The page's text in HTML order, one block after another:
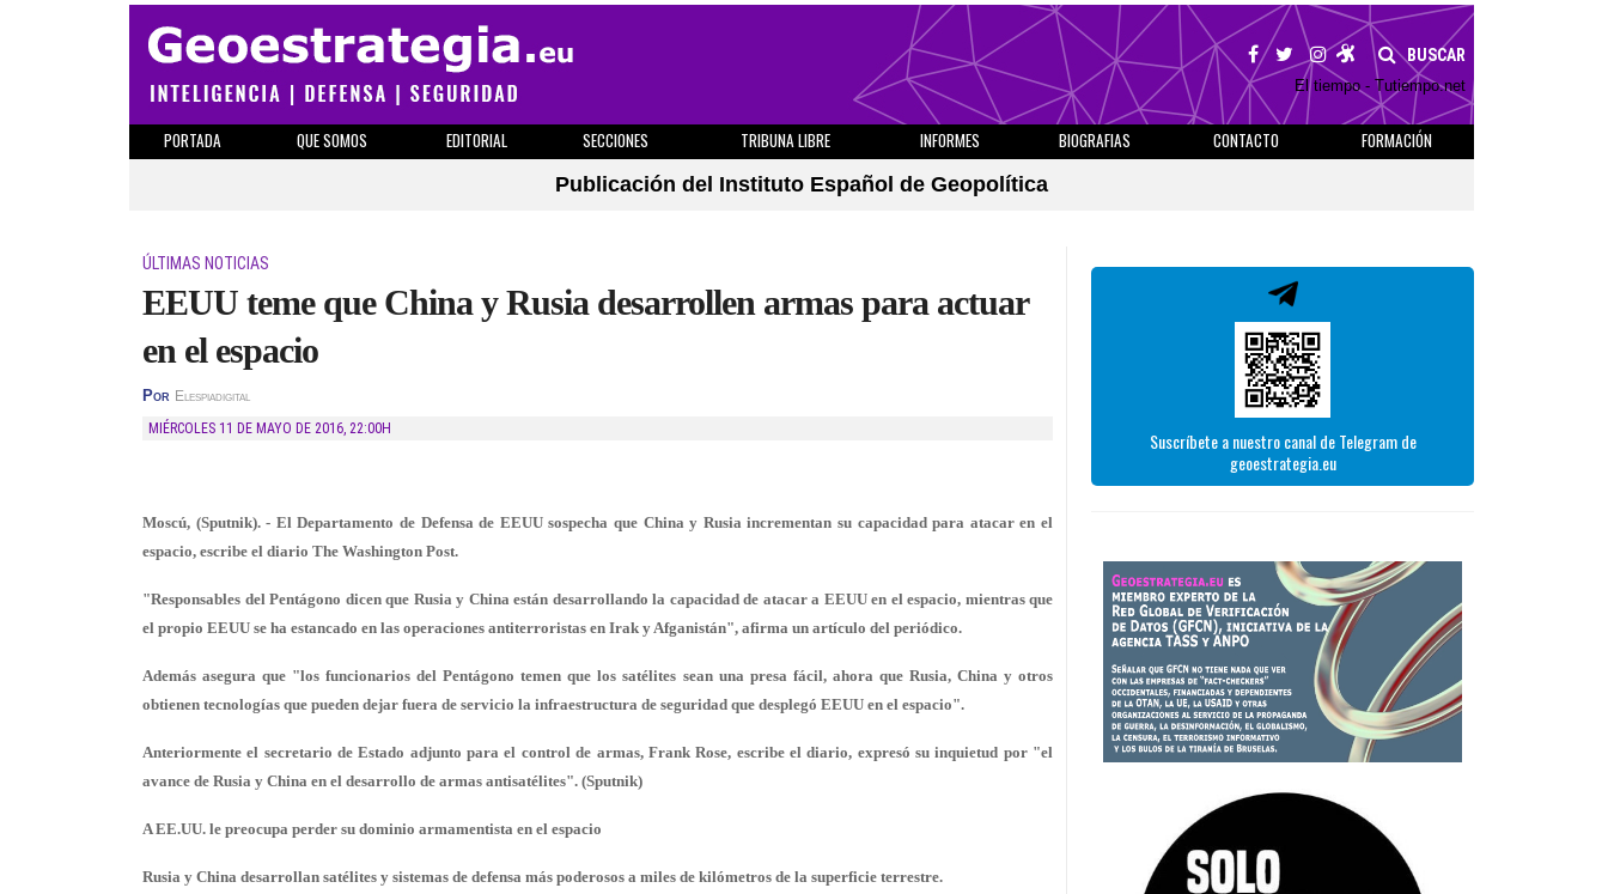
BUSCAR
El tiempo - Tutiempo.net
PORTADA QUE SOMOS EDITORIAL SECCIONES TRIBUNA LIBRE INFORMES BIOGRAFIAS CONTACTO
FORMACIÓN
Publicación del Instituto Español de Geopolítica
ÚLTIMAS NOTICIAS
EEUU teme que China y Rusia desarrollen armas para actuar
en el espacio
Por Elespiadigital
MIÉRCOLES 11 DE MAYO DE 2016, 22:00H
Moscú, (Sputnik). - El Departamento de Defensa de EEUU sospecha que China y Rusia incrementan su capacidad para atacar en el
espacio, escribe el diario The Washington Post.
"Responsables del Pentágono dicen que Rusia y China están desarrollando la capacidad de atacar a EEUU en el espacio, mientras que
el propio EEUU se ha estancado en las operaciones antiterroristas en Irak y Afganistán", afirma un artículo del periódico.
Además asegura que "los funcionarios del Pentágono temen que los satélites sean una presa fácil, ahora que Rusia, China y otros
obtienen tecnologías que pueden dejar fuera de servicio la infraestructura de seguridad que desplegó EEUU en el espacio".
Anteriormente el secretario de Estado adjunto para el control de armas, Frank Rose, escribe el diario, expresó su inquietud por "el
avance de Rusia y China en el desarrollo de armas antisatélites". (Sputnik)
A EE.UU. le preocupa perder su dominio armamentista en el espacio
Rusia y China desarrollan satélites y sistemas de defensa más poderosos a miles de kilómetros de la superficie terrestre.
Suscríbete a nuestro canal de Telegram de
geoestrategia.eu